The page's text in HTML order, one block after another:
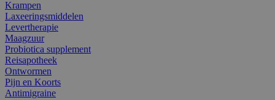
Krampen
Laxeeringsmiddelen
Levertherapie
Maagzuur
Probiotica supplement
Reisapotheek
Ontwormen
Pijn en Koorts
Antimigraine